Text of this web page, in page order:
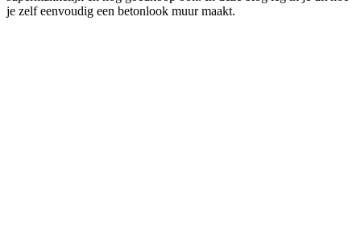
je zelf eenvoudig een betonlook muur maakt.